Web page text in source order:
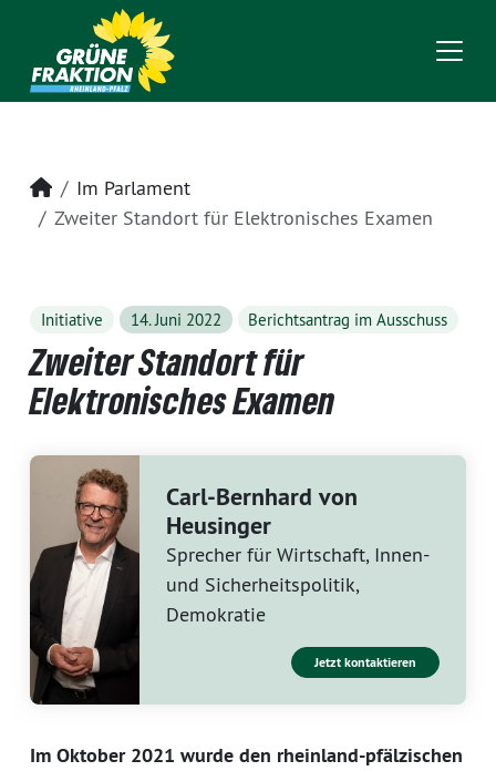
Startseite
Im Parlament
Zweiter Standort für Elektronisches Examen
Initiative 14. Juni 2022 Berichtsantrag im Ausschuss
Zweiter Standort für
Elektronisches Examen
Carl-Bernhard von
Heusinger
Sprecher für Wirtschaft, Innen-
und Sicherheitspolitik,
Demokratie
Jetzt kontaktieren
Im Oktober 2021 wurde den rheinland-pfälzischen